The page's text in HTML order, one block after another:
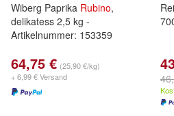
Wiberg Paprika Rubino,
delikatess 2,5 kg -
Artikelnummer: 153359
64,75 € (25,90 €/kg)
+ 6,99 € Versand